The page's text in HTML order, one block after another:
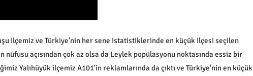
ilçemiz ve Türkiye'nin her sene istatistiklerinde en küçük ilçesi seçilen
nüfusu açısından çok az olsa da Leylek popülasyonu noktasında essiz bir
Yalıhüyük ilçemiz A101'in reklamlarında da çıktı ve Türkiye'nin en küçük